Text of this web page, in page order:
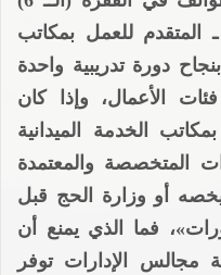
المتقدم للعمل بمكاتب
دورة تدريبية واحدة
الأعمال، وإذا كان
الخدمة الميدانية
المتخصصة والمعتمدة
أو وزارة الحج قبل
فما الذي يمنع أن
الإدارات توفر